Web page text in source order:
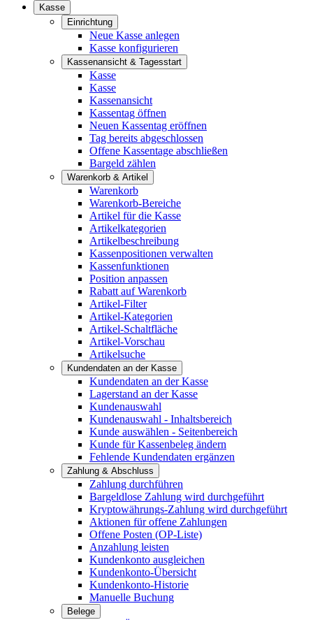
Kasse
Einrichtung
Neue Kasse anlegen
Kasse konfigurieren
Kassenansicht & Tagesstart
Kasse
Kasse
Kassenansicht
Kassentag öffnen
Neuen Kassentag eröffnen
Tag bereits abgeschlossen
Offene Kassentage abschließen
Bargeld zählen
Warenkorb & Artikel
Warenkorb
Warenkorb-Bereiche
Artikel für die Kasse
Artikelkategorien
Artikelbeschreibung
Kassenpositionen verwalten
Kassenfunktionen
Position anpassen
Rabatt auf Warenkorb
Artikel-Filter
Artikel-Kategorien
Artikel-Schaltfläche
Artikel-Vorschau
Artikelsuche
Kundendaten an der Kasse
Kundendaten an der Kasse
Lagerstand an der Kasse
Kundenauswahl
Kundenauswahl - Inhaltsbereich
Kunde auswählen - Seitenbereich
Kunde für Kassenbeleg ändern
Fehlende Kundendaten ergänzen
Zahlung & Abschluss
Zahlung durchführen
Bargeldlose Zahlung wird durchgeführt
Kryptowährungs-Zahlung wird durchgeführt
Aktionen für offene Zahlungen
Offene Posten (OP-Liste)
Anzahlung leisten
Kundenkonto ausgleichen
Kundenkonto-Übersicht
Kundenkonto-Historie
Manuelle Buchung
Belege